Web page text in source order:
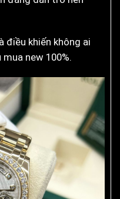
điều khiến không ai
new 100%.